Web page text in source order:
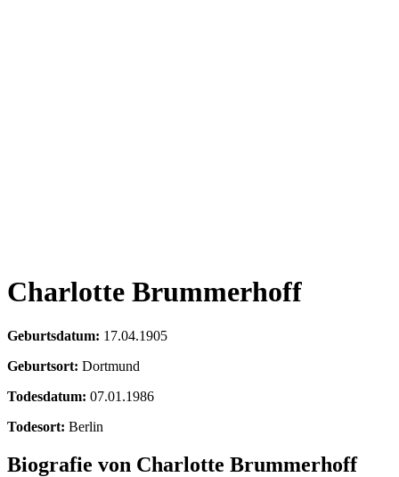
Charlotte Brummerhoff
Geburtsdatum: 17.04.1905
Geburtsort: Dortmund
Todesdatum: 07.01.1986
Todesort: Berlin
Biografie von Charlotte Brummerhoff